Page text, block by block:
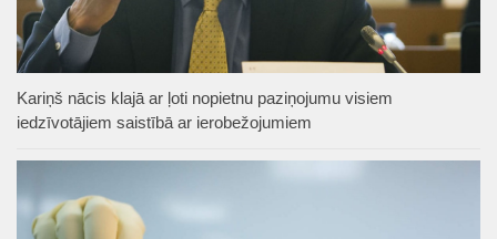
Kariņš nācis klajā ar ļoti nopietnu paziņojumu visiem
iedzīvotājiem saistībā ar ierobežojumiem